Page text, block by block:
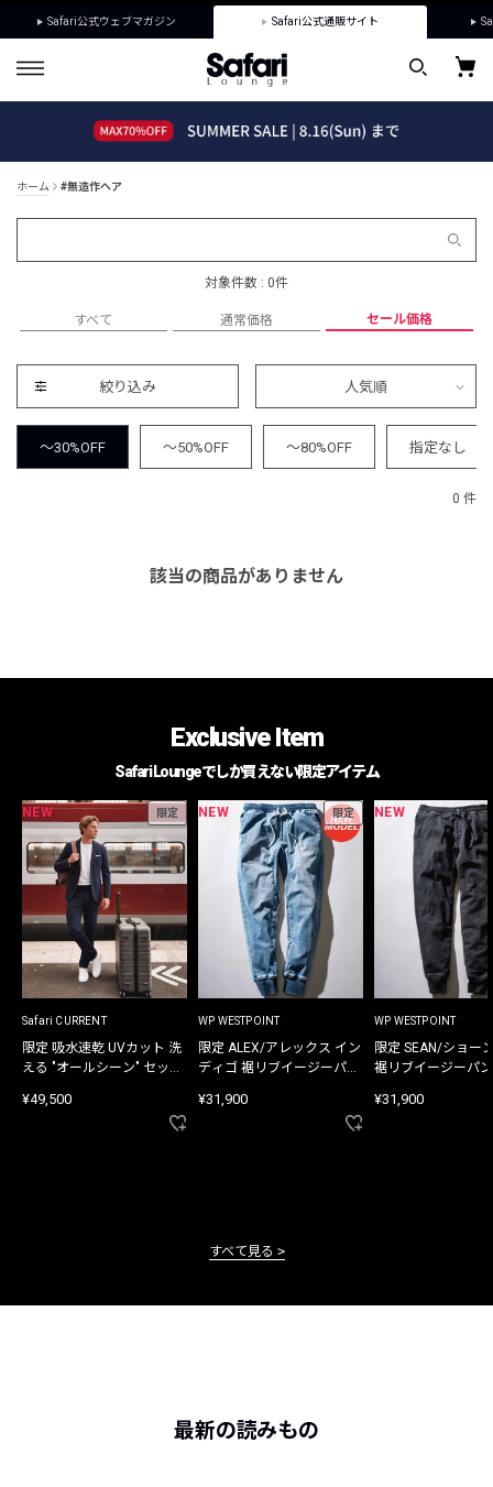
Safari公式ウェブマガジン Safari公式通販サイト
ホーム #無造作ヘア
対象件数 : 0件
すべて 通常価格 セール価格
絞り込み 人気順
～30%OFF ～50%OFF ～80%OFF 指定なし
0 件
該当の商品がありません
Exclusive Item
Safari Loungeでしか買えない限定アイテム
NEW 限定
Safari CURRENT
限定 吸水速乾 UVカット 洗
える "オールシーン" セット
¥49,500
NEW 限定
WP WESTPOINT
限定 ALEX/アレックス イン
ディゴ 裾リブイージーパン
¥31,900
NEW
WP WESTPOINT
限定 SEAN/ショー
裾リブイージーパ
¥31,900
すべて見る
最新の読みもの